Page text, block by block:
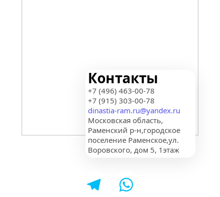
Контакты
+7 (496) 463-00-78
+7 (915) 303-00-78
dinastia-ram.ru@yandex.ru
Московская область,
Раменский р-н,городское
поселение Раменское,ул.
Воровского, дом 5, 1этаж